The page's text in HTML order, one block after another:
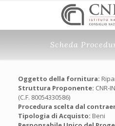
Scheda
Oggetto della fornitura:
Struttura Proponente: CNR-
(C.F. 80054330586)
Procedura scelta dal
Tipologia di Acquisto: Beni